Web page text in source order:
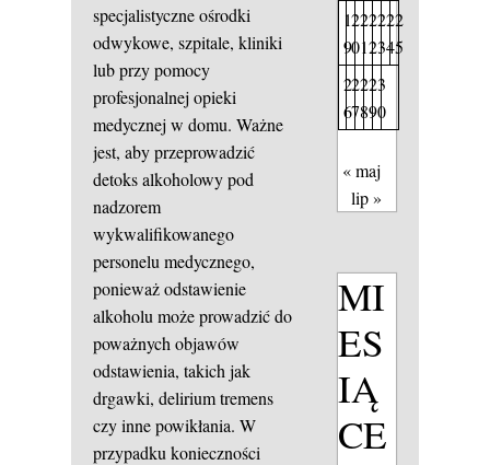
specjalistyczne ośrodki
odwykowe, szpitale, kliniki
lub przy pomocy
profesjonalnej opieki
medycznej w domu. Ważne
jest, aby przeprowadzić
detoks alkoholowy pod
nadzorem
wykwalifikowanego
personelu medycznego,
ponieważ odstawienie
alkoholu może prowadzić do
poważnych objawów
odstawienia, takich jak
drgawki, delirium tremens
czy inne powikłania. W
przypadku konieczności
1
9
2
0
2
1
2
2
2
3
2
4
2
5
2
6
2
7
2
8
2
9
3
0
« maj
lip »
MI
ES
IĄ
CE